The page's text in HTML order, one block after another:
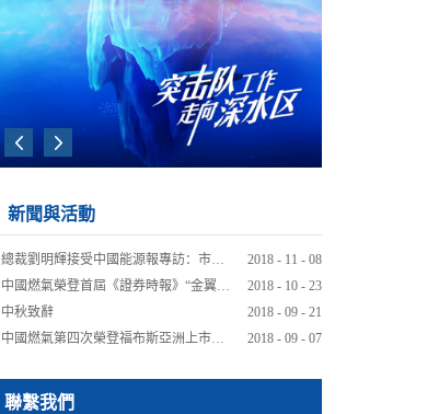
新聞與活動
總裁劉明輝接受中國能源報專訪：市場化是推進天然氣發展的最大動力 2018 - 11 - 08
中國燃氣榮登首屆《證券時報》“金翼獎”港股通公司價值實力榜 2018 - 10 - 23
中秋致辭 2018 - 09 - 21
中國燃氣第四次榮登福布斯亞洲上市公司50強榜單 2018 - 09 - 07
高溫下的送氣工每天送氣四五十瓶 最遠送梁子湖最高扛12樓
聯繫我們